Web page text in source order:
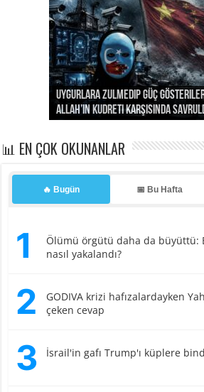
Uygurlara zulmedip güç
Allah’ın kudreti karşısında
Ahmed Şara’nın dikkat çeken
Atları Şampiyonası
İslamofobi yine sahnede:
başörtüsünü zorla çıkarmaya
Bilim kurgu gerçek oldu: Yapay
kontrolden çıktı!
Almanya’nın acımadığı Uygur
harekete geçti!
📊 EN ÇOK OKUNANLAR
🔥 Bugün 📅 Bu Hafta
1
Ölümü örgütü daha da büyüttü:
nasıl yakalandı?
2
GODIVA krizi hafızalardayken
çeken cevap
3 İsrail'in gafı Trump'ı küplere